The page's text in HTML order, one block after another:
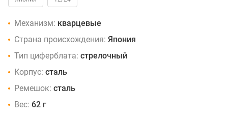
Механизм: кварцевые
Страна происхождения: Япония
Тип циферблата: стрелочный
Корпус: сталь
Ремешок: сталь
Вес: 62 г